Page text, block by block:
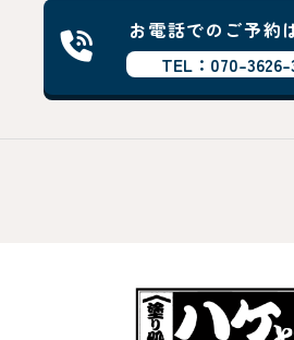
お電話でのご予約
TEL：070-3626-